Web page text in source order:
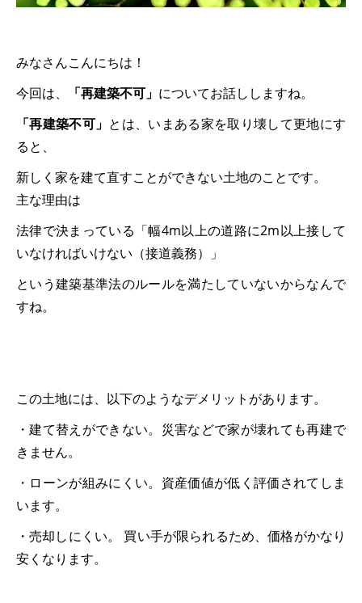
みなさんこんにちは！
今回は、
「再建築不可」 についてお話ししますね。
「再建築不可」 とは、いまある家を取り壊して更地にす
ると、
新しく家を建て直すことができない土地のことです。
主な理由は
法律で決まっている「幅4m以上の道路に2m以上接して
いなければいけない（接道義務）」
という建築基準法のルールを満たしていないからなんで
すね。
この土地には、以下のようなデメリットがあります。
・建て替えができない。災害などで家が壊れても再建で
きません。
・ローンが組みにくい。資産価値が低く評価されてしま
います。
・売却しにくい。 買い手が限られるため、価格がかなり
安くなります。